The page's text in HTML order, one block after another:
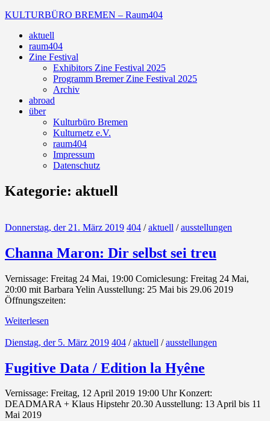
Zum
springen
KULTURBÜRO BREMEN – Raum404
Galerie
aktuell
raum404
Zine Festival
Exhibitors Zine Festival 2025
Programm Bremer Zine Festival 2025
Archiv
abroad
über
Kulturbüro Bremen
Kulturnetz e.V.
raum404
Impressum
Datenschutz
Kategorie: aktuell
Donnerstag, der 21. März 2019 404 /aktuell /ausstellungen
Channa Maron: Dir selbst sei treu
Vernissage: Freitag 24 Mai, 19:00 Comiclesung: Freitag 24 Mai,
20:00 mit Barbara Yelin Ausstellung: 25 Mai bis 29.06 2019
Öffnungszeiten:
Weiterlesen
Dienstag, der 5. März 2019 404 /aktuell /ausstellungen
Fugitive Data / Edition la Hyêne
Vernissage: Freitag, 12 April 2019 19:00 Uhr Konzert:
DEADMARA + Klaus Hipstehr 20.30 Ausstellung: 13 April bis 11
Mai 2019